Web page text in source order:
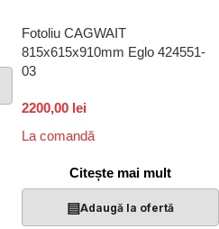
Fotoliu CAGWAIT
815x615x910mm Eglo 424551-
03
2200,00 lei
La comandă
Citește mai mult
▤Adaugă la ofertă